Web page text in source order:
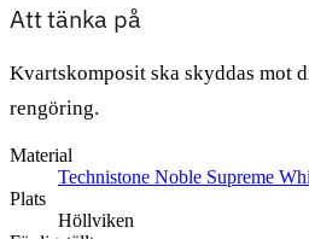
Att tänka på
Kvartskomposit ska skyddas mot
rengöring.
Material
Technistone Noble Supreme
Plats
Höllviken